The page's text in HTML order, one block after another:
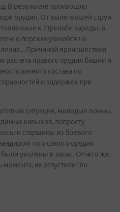
В результате произошло
орудия. От вылетевшей струи
к стрельбе заряды, в
перекинувшийся на
Причиной происшествия
расчета правого орудия башни и
личного состава по
и задержек при
ситуация, молодые воины,
навыков, попросту
и старшины из боевого
того самого орудия
уволены в запас. Отчего же,
момента, их отпустили “по